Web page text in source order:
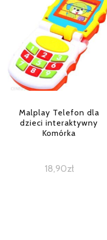
Malplay Telefon dla
dzieci interaktywny
Komórka
18,90zł